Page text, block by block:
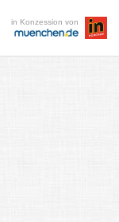
in Konzession von